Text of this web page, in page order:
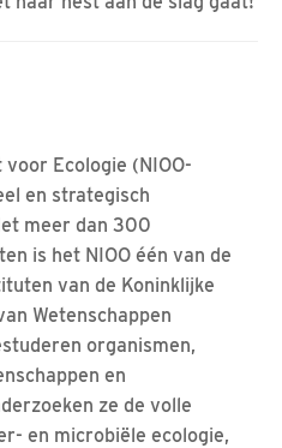
Ecologie (NIOO-
en strategisch
meer dan 300
is het NIOO één van de
van de Koninklijke
Wetenschappen
organismen,
en
ze de volle
en microbiële ecologie,